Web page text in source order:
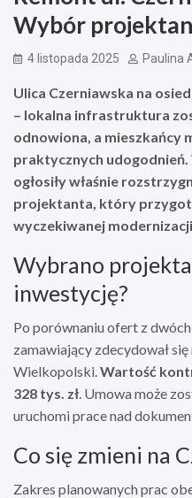
Wybór
4 listopada 2025 Paulina
Ulica Czerniawska na
– lokalna infrastruktura
odnowiona, a mieszkańcy
praktycznych
ogłosiły właśnie
projektanta, który
wyczekiwanej
Wybrano
inwestycję?
Po porównaniu ofert z
zamawiający zdecydował
Wielkopolski.Wartość
328 tys. zł. Umowa może
uruchomi prace nad
Co się zmieni na
Zakres planowanych prac